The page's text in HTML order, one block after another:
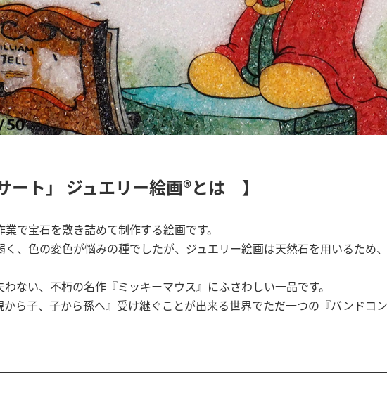
ート」 ジュエリー絵画®とは 】
で宝石を敷き詰めて制作する絵画です。
、色の変色が悩みの種でしたが、ジュエリー絵画は天然石を用いるため
ない、不朽の名作『ミッキーマウス』にふさわしい一品です。
ら子、子から孫へ』受け継ぐことが出来る世界でただ一つの『バンドコ